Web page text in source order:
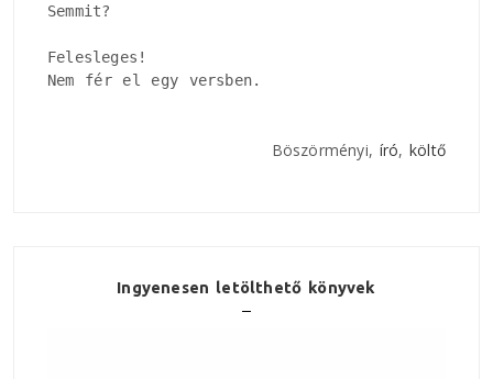
Semmit?
Felesleges!
Nem fér el egy versben.
Böszörményi, író, költő
Ingyenesen letölthető könyvek